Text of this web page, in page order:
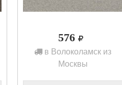
576
в Волоколамск из
Москвы